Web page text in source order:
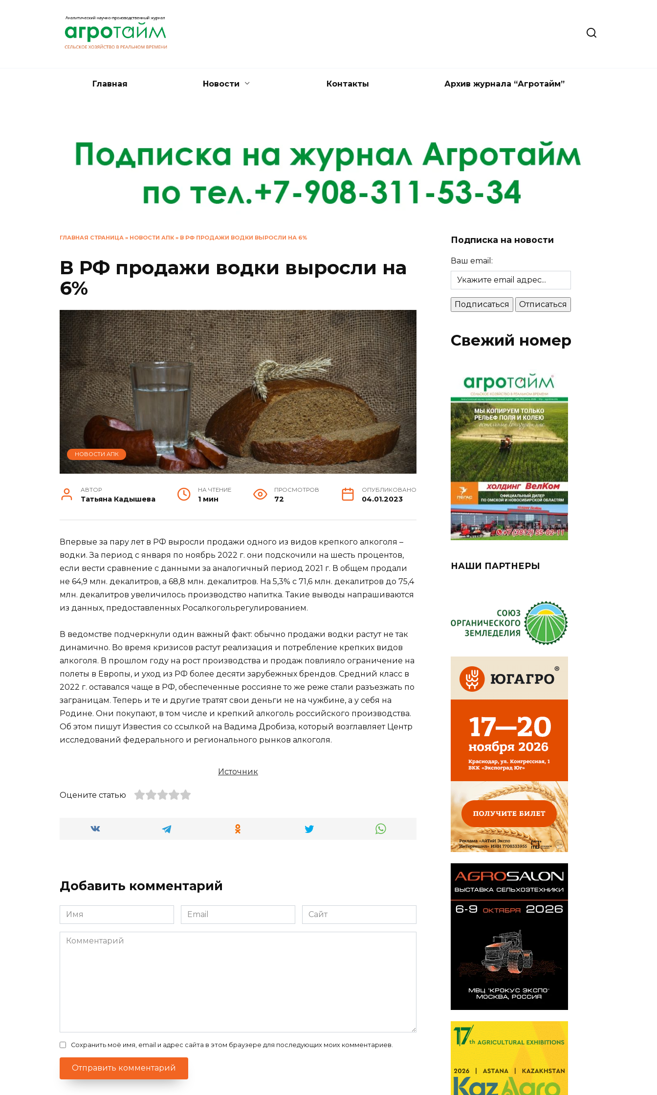
Главная Новости Контакты Архив журнала “Агротайм”
ГЛАВНАЯ СТРАНИЦА » НОВОСТИ АПК » В РФ ПРОДАЖИ ВОДКИ ВЫРОСЛИ НА 6%
В РФ продажи водки выросли на
6%
НОВОСТИ АПК
АВТОР
Татьяна Кадышева
НА ЧТЕНИЕ
1 мин
ПРОСМОТРОВ
72
ОПУБЛИКОВАНО
04.01.2023
Впервые за пару лет в РФ выросли продажи одного из видов крепкого алкоголя –
водки. За период с января по ноябрь 2022 г. они подскочили на шесть процентов,
если вести сравнение с данными за аналогичный период 2021 г. В общем продали
не 64,9 млн. декалитров, а 68,8 млн. декалитров. На 5,3% с 71,6 млн. декалитров до 75,4
млн. декалитров увеличилось производство напитка. Такие выводы напрашиваются
из данных, предоставленных Росалкогольрегулированием.
В ведомстве подчеркнули один важный факт: обычно продажи водки растут не так
динамично. Во время кризисов растут реализация и потребление крепких видов
алкоголя. В прошлом году на рост производства и продаж повлияло ограничение на
полеты в Европы, и уход из РФ более десяти зарубежных брендов. Средний класс в
2022 г. оставался чаще в РФ, обеспеченные россияне то же реже стали разъезжать по
заграницам. Теперь и те и другие тратят свои деньги не на чужбине, а у себя на
Родине. Они покупают, в том числе и крепкий алкоголь российского производства.
Об этом пишут Известия со ссылкой на Вадима Дробиза, который возглавляет Центр
исследований федерального и регионального рынков алкоголя.
Источник
Оцените статью
Добавить комментарий
Имя
*
Email
*
Сайт
Комментарий
Сохранить моё имя, email и адрес сайта в этом браузере для последующих моих комментариев.
Подписка на новости
Ваш email:
Свежий номер
НАШИ ПАРТНЕРЫ